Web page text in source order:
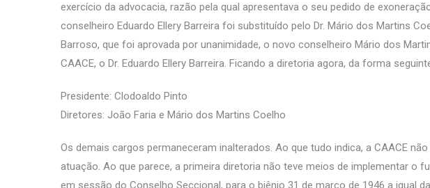
exercício da advocacia, razão pela qual apresentava o seu pedido de
conselheiro Eduardo Ellery Barreira foi substituído pelo Dr. Mário dos Martins
Barroso, que foi aprovada por unanimidade, o novo conselheiro Mário dos
CAACE, o Dr. Eduardo Ellery Barreira. Ficando a diretoria agora, da forma
Presidente: Clodoaldo Pinto
Diretores: João Faria e Mário dos Martins Coelho
Os demais cargos permaneceram inalterados. Ao que tudo indica, a CAACE
atuação. Ao que parece, a primeira diretoria não teve meios de implementar o
em sessão do Conselho Seccional, para o biênio 31 de março de 1946 a igual